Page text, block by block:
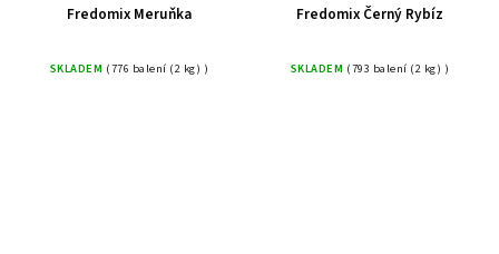
Fredomix Meruňka
SKLADEM (776 balení (2 kg) )
Fredomix Černý Rybíz
SKLADEM (793 balení (2 kg) )